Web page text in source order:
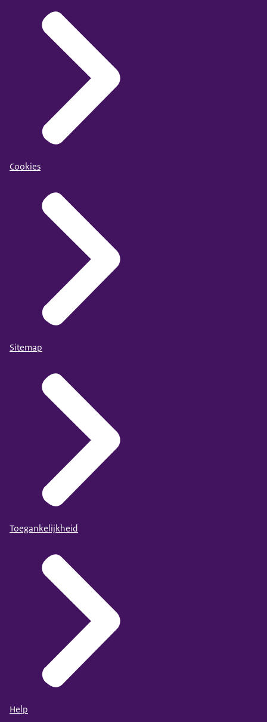
Cookies
Sitemap
Toegankelijkheid
Help